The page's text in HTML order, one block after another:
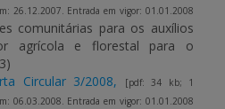
26.12.2007. Entrada em vigor: 01.01.2008
comunitárias para os auxílios
agrícola e florestal para o
Circular 3/2008,
[pdf: 34 kb; 1
06.03.2008. Entrada em vigor: 01.01.2008